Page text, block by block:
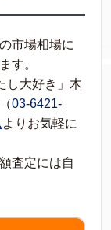
市場相場に
す。
し大好き」木
03-6421-
よりお気軽に
査定には自